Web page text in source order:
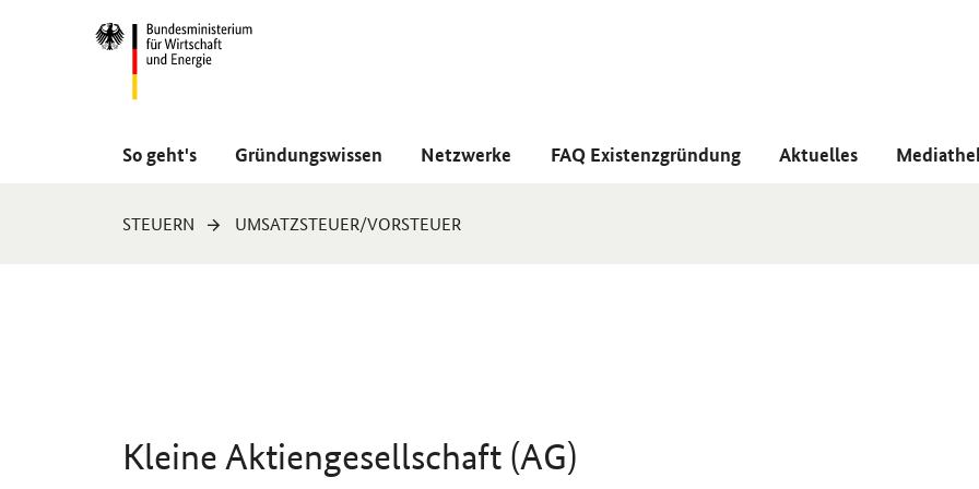
Navigation
Hauptmenü
So geht's Gründungswissen Netzwerke FAQ Existenzgründung Aktuelles
Sie
STEUERN UMSATZSTEUER/VORSTEUER
Kleine Aktiengesellschaft (AG)